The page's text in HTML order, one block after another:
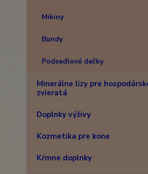
Mikiny
Bundy
Podsedlové dečky
Minerálne lizy pre
zvieratá
Doplnky výživy
Kozmetika pre kone
Kŕmne doplnky